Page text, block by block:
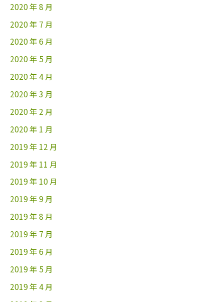
2020 年 8 月
2020 年 7 月
2020 年 6 月
2020 年 5 月
2020 年 4 月
2020 年 3 月
2020 年 2 月
2020 年 1 月
2019 年 12 月
2019 年 11 月
2019 年 10 月
2019 年 9 月
2019 年 8 月
2019 年 7 月
2019 年 6 月
2019 年 5 月
2019 年 4 月